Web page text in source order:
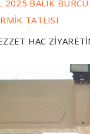
2025 BALIK
TATLISI
HAC